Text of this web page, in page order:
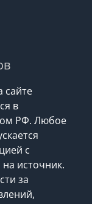
сайте
в
РФ. Любое
с
источник.
за